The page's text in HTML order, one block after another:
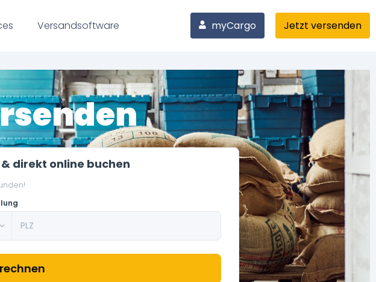
Versandsoftware myCargo Jetzt versenden